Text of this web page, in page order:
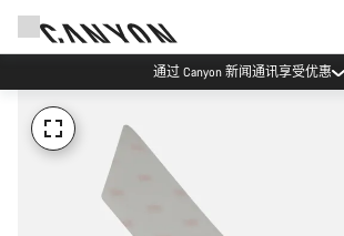
通过 Canyon 新闻通讯享受优惠